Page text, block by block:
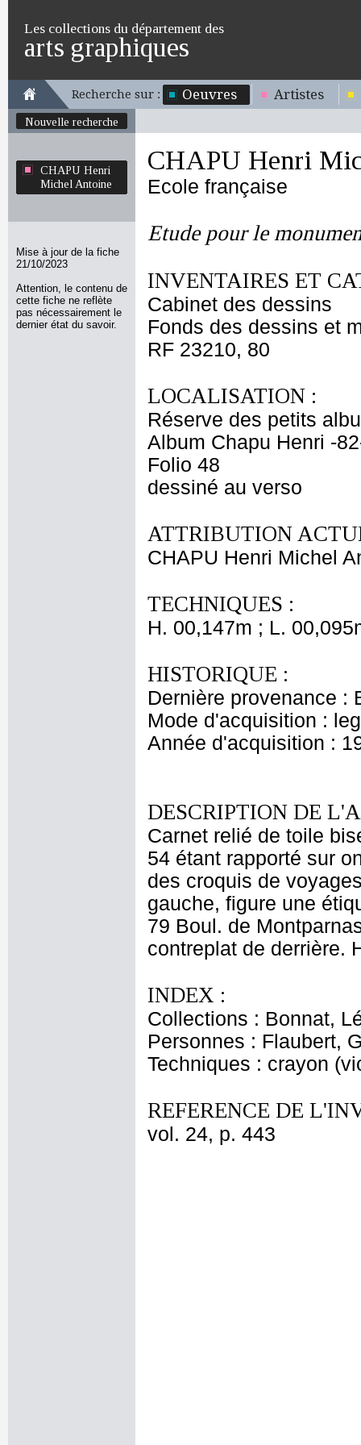
Les collections du département des
arts graphiques
Recherche sur : Oeuvres Artistes
Nouvelle recherche
CHAPU Henri
Michel Antoine
Mise à jour de la fiche
21/10/2023
Attention, le contenu de
cette fiche ne reflète
pas nécessairement le
dernier état du savoir.
CHAPU Henri
Ecole française
Etude pour le
INVENTAIRES ET
Cabinet des dessins
Fonds des dessins et
RF 23210, 80
LOCALISATION :
Réserve des petits
Album Chapu Henri -
Folio 48
dessiné au verso
ATTRIBUTION
CHAPU Henri Michel
TECHNIQUES :
H. 00,147m ; L.
HISTORIQUE :
Dernière provenance :
Mode d'acquisition :
Année d'acquisition :
DESCRIPTION DE
Carnet relié de toile
54 étant rapporté sur
des croquis de
gauche, figure une
79 Boul. de
contreplat de derrière.
INDEX :
Collections : Bonnat,
Personnes : Flaubert,
Techniques : crayon
REFERENCE DE
vol. 24, p. 443